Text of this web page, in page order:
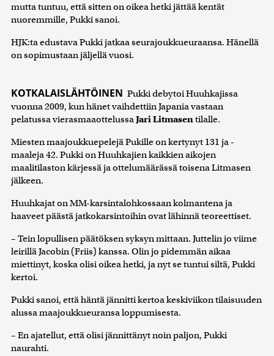
mutta tuntuu, että sitten on oikea hetki jättää kentät
nuoremmille, Pukki sanoi.
HJK:ta edustava Pukki jatkaa seurajoukkueuraansa. Hänellä
on sopimustaan jäljellä vuosi.
KOTKALAISLÄHTÖINEN Pukki debytoi Huuhkajissa
vuonna 2009, kun hänet vaihdettiin Japania vastaan
pelatussa vierasmaaottelussaJari Litmasentilalle.
Miesten maajoukkuepelejä Pukille on kertynyt 131 ja -
maaleja 42. Pukki on Huuhkajien kaikkien aikojen
maalitilaston kärjessä ja ottelumäärässä toisena Litmasen
jälkeen.
Huuhkajat on MM-karsintalohkossaan kolmantena ja
haaveet päästä jatkokarsintoihin ovat lähinnä teoreettiset.
– Tein lopullisen päätöksen syksyn mittaan. Juttelin jo viime
leirillä Jacobin (Friis) kanssa. Olin jo pidemmän aikaa
miettinyt, koska olisi oikea hetki, ja nyt se tuntui siltä, Pukki
kertoi.
Pukki sanoi, että häntä jännitti kertoa keskiviikon tilaisuuden
alussa maajoukkueuransa loppumisesta.
– En ajatellut, että olisi jännittänyt noin paljon, Pukki
naurahti.